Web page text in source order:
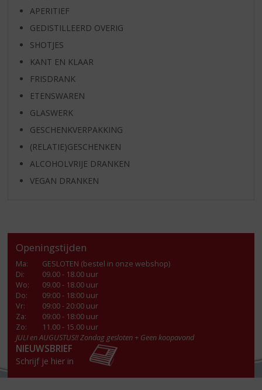
APERITIEF
GEDISTILLEERD OVERIG
SHOTJES
KANT EN KLAAR
FRISDRANK
ETENSWAREN
GLASWERK
GESCHENKVERPAKKING
(RELATIE)GESCHENKEN
ALCOHOLVRIJE DRANKEN
VEGAN DRANKEN
Openingstijden
Ma:
GESLOTEN (bestel in onze webshop)
Di:
09.00 - 18.00 uur
Wo:
09.00 - 18.00 uur
Do:
09:00 - 18:00 uur
Vr:
09:00 - 20:00 uur
Za:
09:00 - 18:00 uur
Zo:
11.00 - 15.00 uur
JULI en AUGUSTUS!! Zondag gesloten + Geen koopavond
NIEUWSBRIEF
Schrijf je hier in